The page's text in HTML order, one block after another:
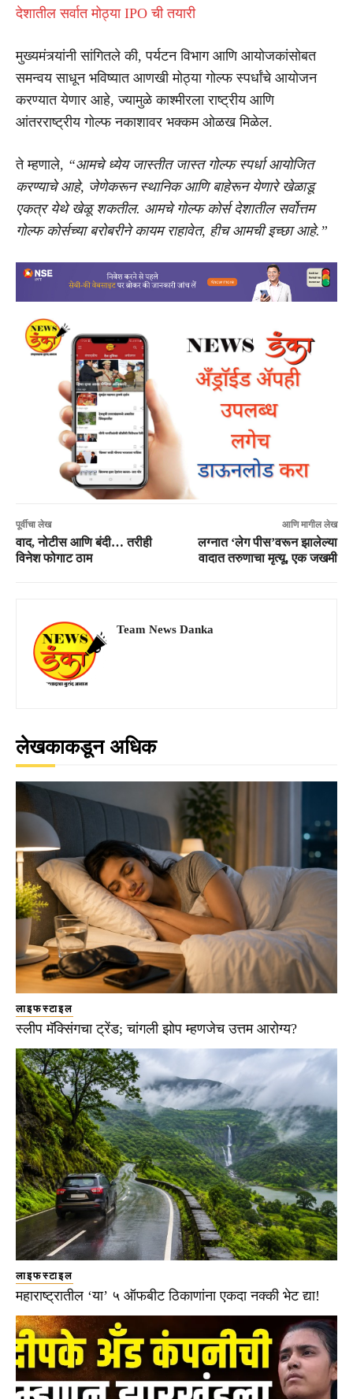
देशातील सर्वात मोठ्या IPO ची तयारी
मुख्यमंत्र्यांनी सांगितले की, पर्यटन विभाग आणि आयोजकांसोबत
समन्वय साधून भविष्यात आणखी मोठ्या गोल्फ स्पर्धांचे आयोजन
करण्यात येणार आहे, ज्यामुळे काश्मीरला राष्ट्रीय आणि
आंतरराष्ट्रीय गोल्फ नकाशावर भक्कम ओळख मिळेल.
ते म्हणाले, “आमचे ध्येय जास्तीत जास्त गोल्फ स्पर्धा आयोजित
करण्याचे आहे, जेणेकरून स्थानिक आणि बाहेरून येणारे खेळाडू
एकत्र येथे खेळू शकतील. आमचे गोल्फ कोर्स देशातील सर्वोत्तम
गोल्फ कोर्सच्या बरोबरीने कायम राहावेत, हीच आमची इच्छा आहे.”
पूर्वीचा लेख
वाद, नोटीस आणि बंदी… तरीही
विनेश फोगाट ठाम
आणि मागील लेख
लग्नात ‘लेग पीस’वरून झालेल्या
वादात तरुणाचा मृत्यू, एक जखमी
Team News Danka
लेखकाकडून अधिक
लाइफस्टाइल
स्लीप मॅक्सिंगचा ट्रेंड; चांगली झोप म्हणजेच उत्तम आरोग्य?
लाइफस्टाइल
महाराष्ट्रातील ‘या’ ५ ऑफबीट ठिकाणांना एकदा नक्की भेट द्या!